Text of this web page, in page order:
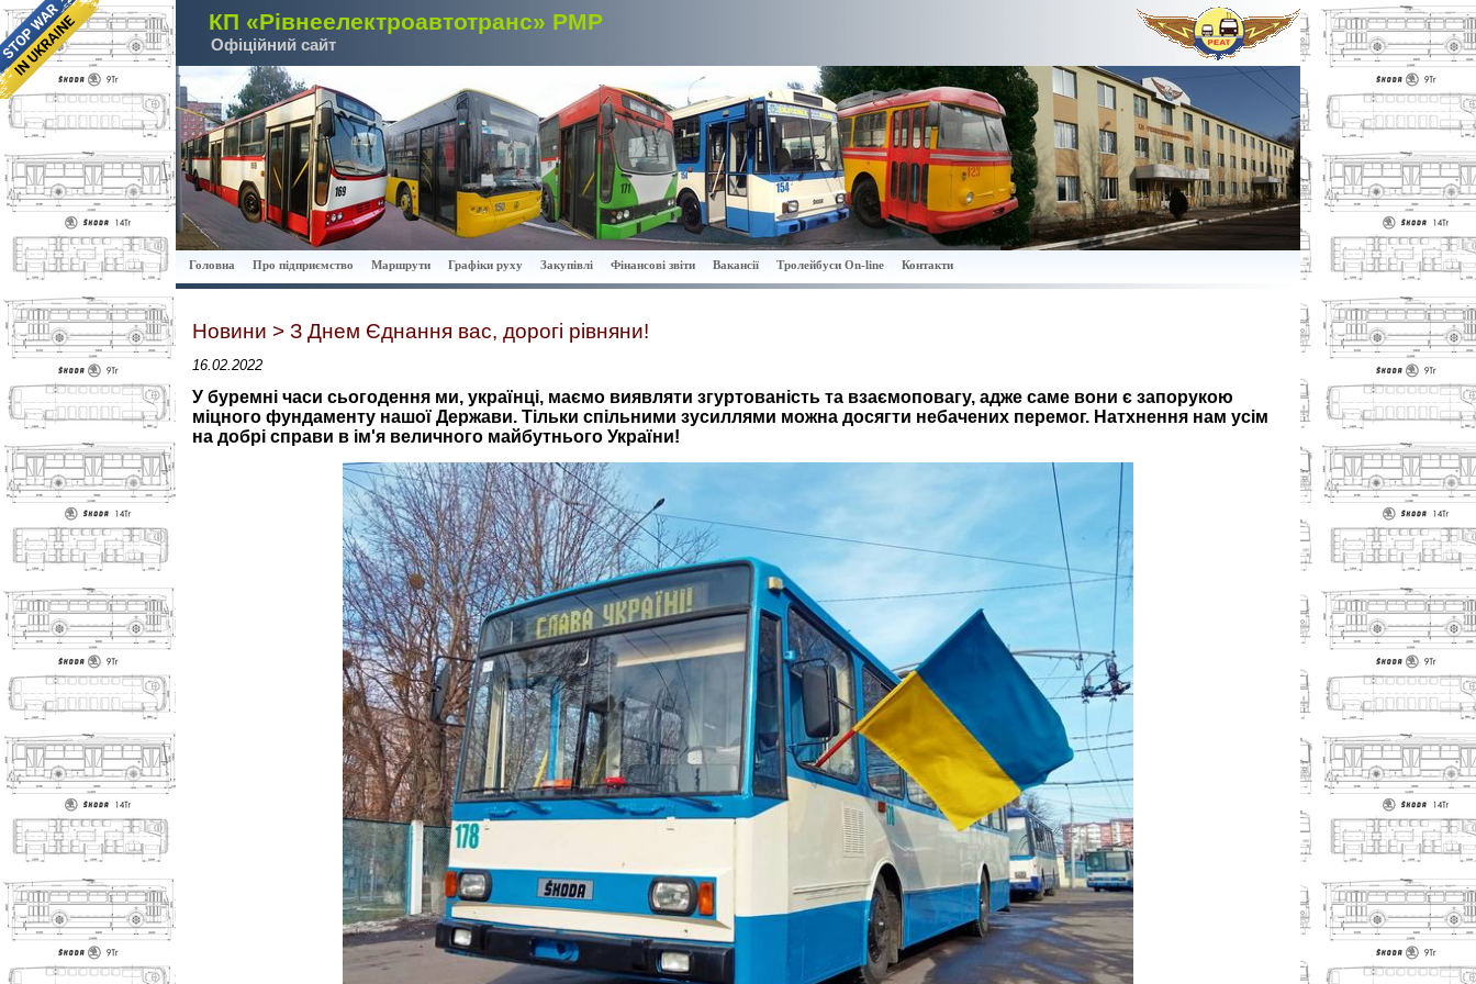
КП «Рівнеелектроавтотранс» РМР
Офіційний сайт
Головна Про підприємство Маршрути Графіки руху Закупівлі Фінансові звіти Вакансії Тролейбуси On-line Контакти
Новини > З Днем Єднання вас, дорогі рівняни!
16.02.2022
У буремні часи сьогодення ми, українці, маємо виявляти згуртованість та взаємоповагу, адже саме вони є запорукою
міцного фундаменту нашої Держави. Тільки спільними зусиллями можна досягти небачених перемог. Натхнення нам усім
на добрі справи в ім'я величного майбутнього України!